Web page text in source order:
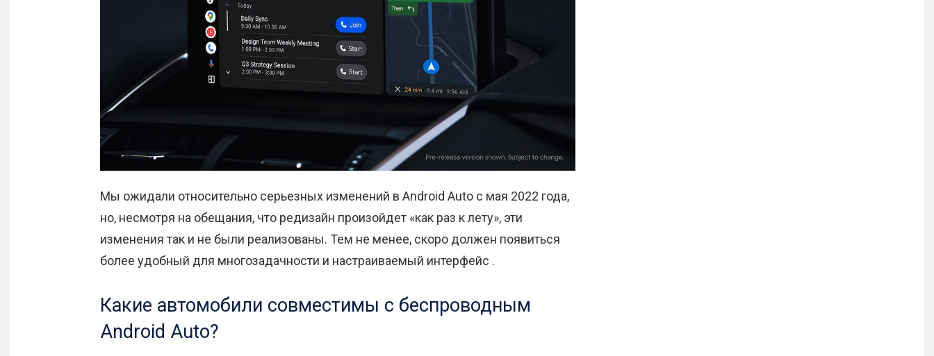
Мы ожидали относительно серьезных изменений в Android Auto с мая 2022 года,
но, несмотря на обещания, что редизайн произойдет «как раз к лету», эти
изменения так и не были реализованы. Тем не менее, скоро должен появиться
более удобный для многозадачности и настраиваемый интерфейс .
Какие автомобили совместимы с беспроводным
Android Auto?